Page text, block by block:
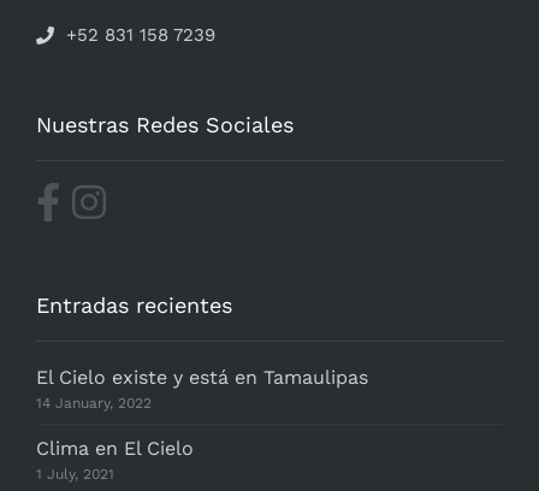
+52 831 158 7239
Nuestras Redes Sociales
Entradas recientes
El Cielo existe y está en Tamaulipas
14 January, 2022
Clima en El Cielo
1 July, 2021